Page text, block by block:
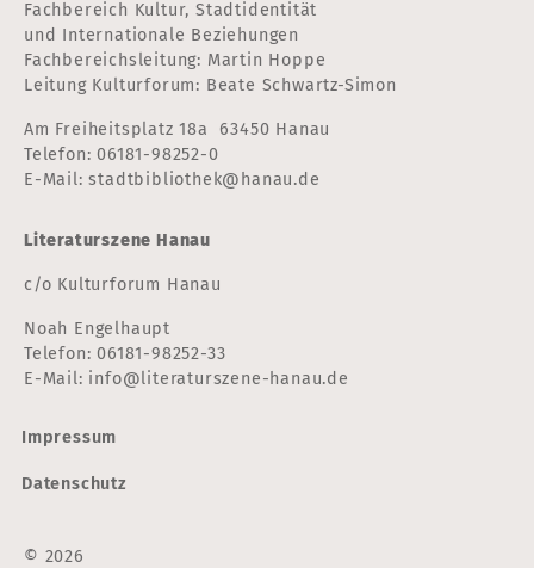
Fachbereich Kultur, Stadtidentität
und Internationale Beziehungen
Fachbereichsleitung: Martin Hoppe
Leitung Kulturforum: Beate Schwartz-Simon
Am Freiheitsplatz 18a 63450 Hanau
Telefon:06181-98252-0
E-Mail:stadtbibliothek@hanau.de
Literaturszene Hanau
c/o Kulturforum Hanau
Noah Engelhaupt
Telefon:06181-98252-33
E-Mail: info@literaturszene-hanau.de
Impressum
Datenschutz
© 2026